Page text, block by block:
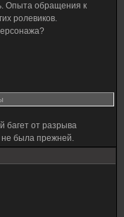
Опыта обращения к
ролевиков.
багет от разрыва
не была прежней.